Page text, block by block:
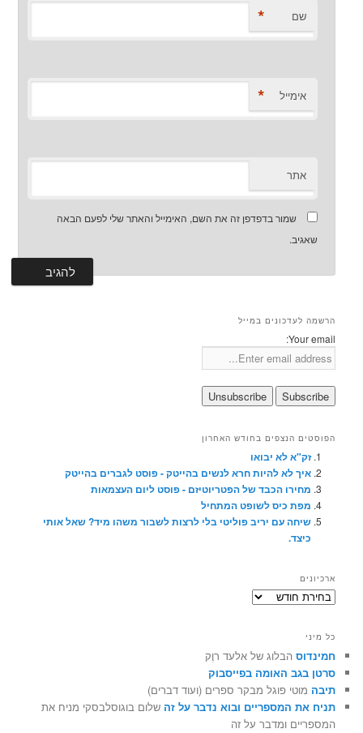
שם *
אימייל *
אתר
שמור בדפדפן זה את השם, האימייל והאתר שלי לפעם הבאה
שאגיב.
הרשמה לעדכונים במייל
Your email:
הפוסטים הנצפים בחודש האחרון
זק"א לא יבואו
איך לא להיות חרא לנשים בהייטק - פוסט לגברים בהייטק
מחירו הכבד של הפטריוטיזם - פוסט ליום העצמאות
מפת כיס לשופט המתחיל
שיחה עם יריב פוליטי בלי לרצות לשבור משהו מיד? שאל אותי
כיצד.
ארכיונים
ארכיונים
כל מיני
חמינדוס הבלוג של אלעד רוֶק
סרטן בגב האומה בפייסבוק
תיבה מוטי פוגל מבקר ספרים (ועוד דברים)
תניח את המספריים ובוא נדבר על זה שלום בוגוסלבסקי מניח את
המספריים ומדבר על זה